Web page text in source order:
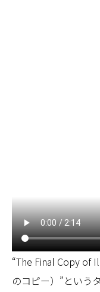
“The Final Copy of
のコピー）”という